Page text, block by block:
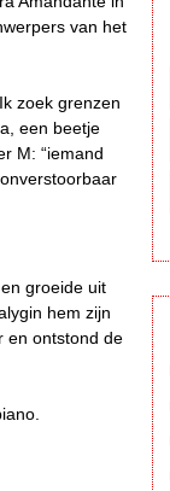
van het
zoek grenzen
een beetje
M: “iemand
groeide uit
hem zijn
en ontstond de